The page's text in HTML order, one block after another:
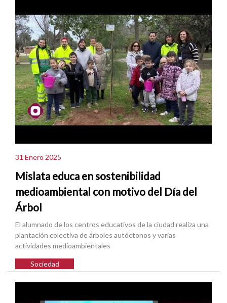
31 Enero 2025
Mislata educa en sostenibilidad
medioambiental con motivo del Día del
Árbol
El alumnado de los centros educativos de la ciudad realiza una
plantación colectiva de árboles autóctonos y varias
actividades medioambientales
Sociedad